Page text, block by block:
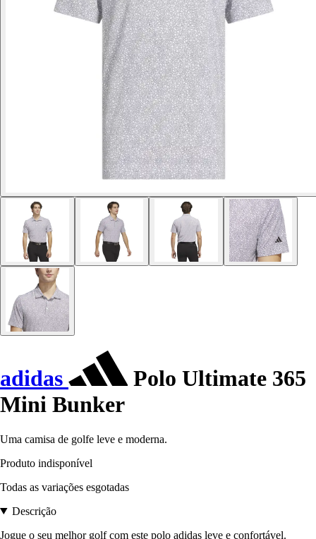
adidas
Polo Ultimate 365
Mini Bunker
Uma camisa de golfe leve e moderna.
Produto indisponível
Todas as variações esgotadas
Descrição
Jogue o seu melhor golf com este polo adidas leve e confortável.